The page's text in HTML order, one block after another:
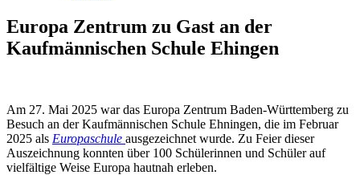
Europa Zentrum zu Gast an der
Kaufmännischen Schule Ehingen
Am 27. Mai 2025 war das Europa Zentrum Baden-Württemberg zu
Besuch an der Kaufmännischen Schule Ehningen, die im Februar
2025 als Europaschule ausgezeichnet wurde. Zu Feier dieser
Auszeichnung konnten über 100 Schülerinnen und Schüler auf
vielfältige Weise Europa hautnah erleben.